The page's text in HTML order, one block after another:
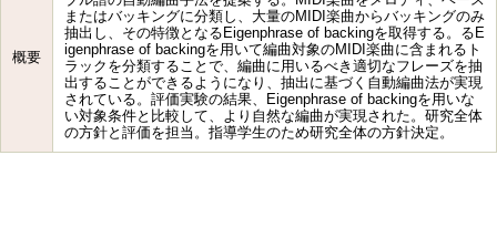
概要
またはバッキングに分類し、大量のMIDI楽曲からバッキングのみ
抽出し、その特徴となるEigenphrase of backingを取得する。るE
igenphrase of backingを用いて編曲対象のMIDI楽曲に含まれるト
ラックを分類することで、編曲に用いるべき適切なフレーズを抽
出することができるようになり、抽出に基づく自動編曲法が実現
されている。評価実験の結果、Eigenphrase of backingを用いな
い対象条件と比較して、より自然な編曲が実現された。研究全体
の方針と評価を担当。指導学生のため研究全体の方針決定。